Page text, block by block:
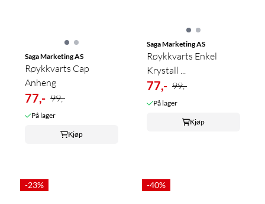
Saga Marketing AS
Røykkvarts Cap
Anheng
77,- 99,-
På lager
Kjøp
Saga Marketing AS
Røykkvarts Enkel
Krystall ...
77,- 99,-
På lager
Kjøp
-23% -40%